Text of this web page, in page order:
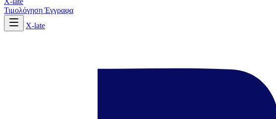
ΤιμολόγησηΈγγραφα
X-late